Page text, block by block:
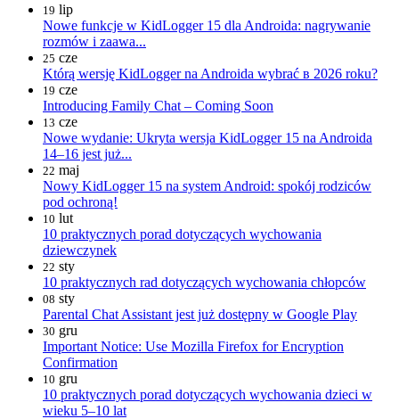
19 lip
Nowe funkcje w KidLogger 15 dla Androida: nagrywanie
rozmów i zaawa...
25 cze
Którą wersję KidLogger na Androida wybrać в 2026 roku?
19 cze
Introducing Family Chat – Coming Soon
13 cze
Nowe wydanie: Ukryta wersja KidLogger 15 na Androida
14–16 jest już...
22 maj
Nowy KidLogger 15 na system Android: spokój rodziców
pod ochroną!
10 lut
10 praktycznych porad dotyczących wychowania
dziewczynek
22 sty
10 praktycznych rad dotyczących wychowania chłopców
08 sty
Parental Chat Assistant jest już dostępny w Google Play
30 gru
Important Notice: Use Mozilla Firefox for Encryption
Confirmation
10 gru
10 praktycznych porad dotyczących wychowania dzieci w
wieku 5–10 lat